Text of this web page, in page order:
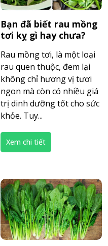
Bạn đã biết rau mồng
tơi kỵ gì hay chưa?
Rau mồng tơi, là một loại
rau quen thuộc, đem lại
không chỉ hương vị tươi
ngon mà còn có nhiều giá
trị dinh dưỡng tốt cho sức
khỏe. Tuy...
Xem chi tiết